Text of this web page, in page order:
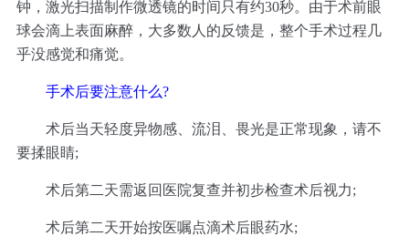
钟，激光扫描制作微透镜的时间只有约30秒。由于术前眼
球会滴上表面麻醉，大多数人的反馈是，整个手术过程几
乎没感觉和痛觉。
手术后要注意什么?
术后当天轻度异物感、流泪、畏光是正常现象，请不
要揉眼睛;
术后第二天需返回医院复查并初步检查术后视力;
术后第二天开始按医嘱点滴术后眼药水;